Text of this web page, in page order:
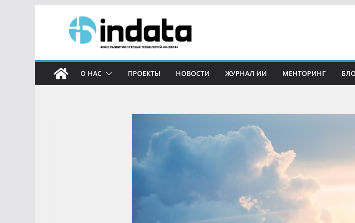
О НАС ПРОЕКТЫ НОВОСТИ ЖУРНАЛ ИИ МЕНТОРИНГ